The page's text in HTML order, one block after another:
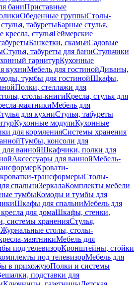
баниПриставные
Обеденные группыСтолы-
табуретыБарные стулья,
стульяГеймерские
Банкетки, скамьиСадовые
Стулья, табуреты для баниСтульчики
гарнитурКухонные
кухниМебель для гостинойДиваны,
тумбы для гостинойШкафы,
Полки, стеллажи для
столы-книгиКресла, стулья для
маятникиМебель для
для кухниСтулья, табуреты
Кухонные модулиКухонные
для кормленияСистемы хранения
Тумбы, консоли для
ваннойШкафчики, полки для
Аксессуары для ваннойМебель-
Кровати-
трансформерыСтолы-
спальниЗеркалаКомплекты мебели
тумбыКомоды и тумбы для
Шкафы для спальниМебель для
для домаШкафы, стенки,
системы храненияСтулья,
Журнальные столы, столы-
маятникиМебель для
под телевизорКронштейны, стойки
под телевизорМебель для
в прихожуюПолки и системы
подставки для